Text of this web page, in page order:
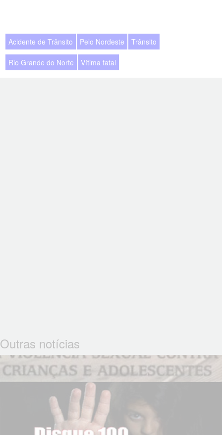
Acidente de Trânsito Pelo Nordeste Trânsito
Rio Grande do Norte Vítima fatal
Outras notícias